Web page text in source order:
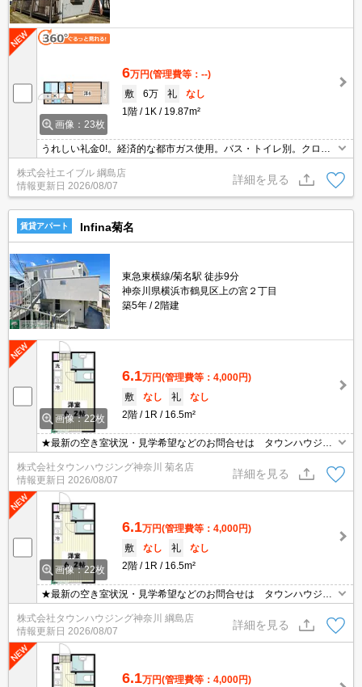
画像：23枚
6万円(管理費等：--)
敷
6万 礼
なし
1階
1K 19.87m²
うれしい礼金0!。経済的な都市ガス使用。バス・トイレ別。クロー
数料家賃の0.55ヵ月分。
株式会社エイブル 綱島店
情報更新日 2026/08/07
詳細を見る
賃貸アパート Infina菊名
東急東横線/菊名駅 徒歩9分
神奈川県横浜市鶴見区上の宮２丁目
築5年
2階建
画像：22枚
6.1万円(管理費等：4,000円)
敷
なし 礼
なし
2階
1R 16.5m²
★最新の空き室状況・見学希望などのお問合せは タウンハウジン
株式会社タウンハウジング神奈川 菊名店
情報更新日 2026/08/07
詳細を見る
画像：22枚
6.1万円(管理費等：4,000円)
敷
なし 礼
なし
2階
1R 16.5m²
★最新の空き室状況・見学希望などのお問合せは タウンハウジン
株式会社タウンハウジング神奈川 綱島店
情報更新日 2026/08/07
詳細を見る
6.1万円(管理費等：4,000円)